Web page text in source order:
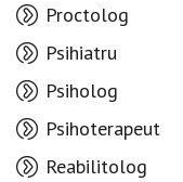
Proctolog
Psihiatru
Psiholog
Psihoterapeut
Reabilitolog